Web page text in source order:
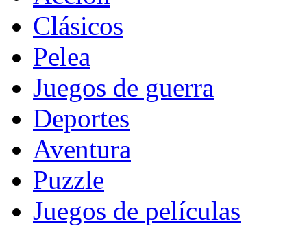
Clásicos
Pelea
Juegos de guerra
Deportes
Aventura
Puzzle
Juegos de películas